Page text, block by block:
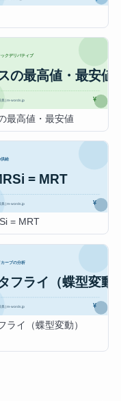
最高値・最安値
= MRT
ライ（蝶型変動）